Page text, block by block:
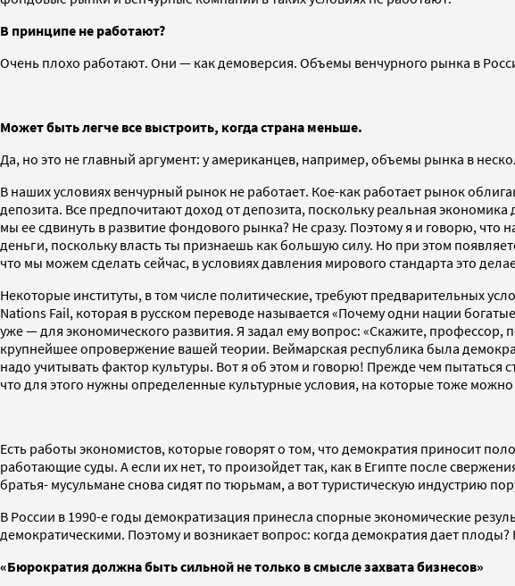
В принципе не работают?
Очень плохо работают. Они — как демоверсия. Объемы венчурного рынка в
Может быть легче все выстроить, когда страна меньше.
Да, но это не главный аргумент: у американцев, например, объемы рынка в
В наших условиях венчурный рынок не работает. Кое-как работает рынок
депозита. Все предпочитают доход от депозита, поскольку реальная
мы ее сдвинуть в развитие фондового рынка? Не сразу. Поэтому я и говорю,
деньги, поскольку власть ты признаешь как большую силу. Но при этом
что мы можем сделать сейчас, в условиях давления мирового стандарта это
Некоторые институты, в том числе политические, требуют предварительных
Nations Fail, которая в русском переводе называется «Почему одни нации
уже — для экономического развития. Я задал ему вопрос: «Скажите, профессор,
крупнейшее опровержение вашей теории. Веймарская республика была
надо учитывать фактор культуры. Вот я об этом и говорю! Прежде чем
что для этого нужны определенные культурные условия, на которые тоже можно
Есть работы экономистов, которые говорят о том, что демократия приносит
работающие суды. А если их нет, то произойдет так, как в Египте после
братья- мусульмане снова сидят по тюрьмам, а вот туристическую индустрию
В России в 1990-е годы демократизация принесла спорные экономические
демократическими. Поэтому и возникает вопрос: когда демократия дает
«Бюрократия должна быть сильной не только в смысле захвата бизнесов»